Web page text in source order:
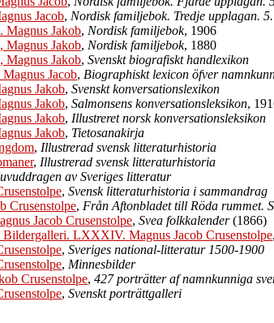
Jacob, Nordisk familjebok. Tredje upplagan.
Magnus Jakob, Nordisk familjebok, 1906
Magnus Jakob, Nordisk familjebok, 1880
Magnus Jakob, Svenskt biografiskt handlexikon
Jacob, Biographiskt lexicon öfver
Jakob, Svenskt konversationslexikon
Jakob, Salmonsens konversationsleksikon,
Jakob, Illustreret norsk konversationsleksikon
Jakob, Tietosanakirja
, Illustrerad svensk litteraturhistoria
, Illustrerad svensk litteraturhistoria
av Sveriges litteratur
, Svensk litteraturhistoria i sammandrag
Crusenstolpe, Från Aftonbladet till Röda rummet.
Jacob Crusenstolpe, Svea folkkalender(1866)
Bildergalleri. LXXXIV. Magnus Jacob Crusenstolpe,
, Sveriges national-litteratur 1500-1900
, Minnesbilder
Crusenstolpe, 427 porträtter af namnkunniga
, Svenskt porträttgalleri